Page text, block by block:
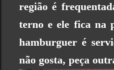
região é
terno e ele fica na
hamburguer é
não gosta, peça